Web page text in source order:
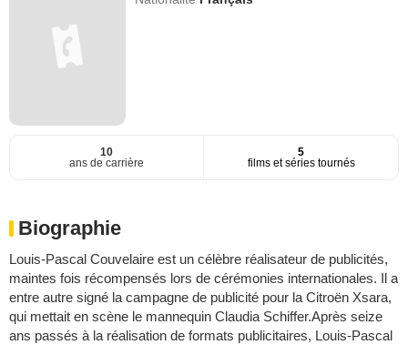
10
ans de carrière
5
films et séries tournés
Biographie
Louis-Pascal Couvelaire est un célèbre réalisateur de publicités,
maintes fois récompensés lors de cérémonies internationales. Il a
entre autre signé la campagne de publicité pour la Citroën Xsara,
qui mettait en scène le mannequin Claudia Schiffer.Après seize
ans passés à la réalisation de formats publicitaires, Louis-Pascal